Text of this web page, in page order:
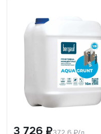
3 726 ₽